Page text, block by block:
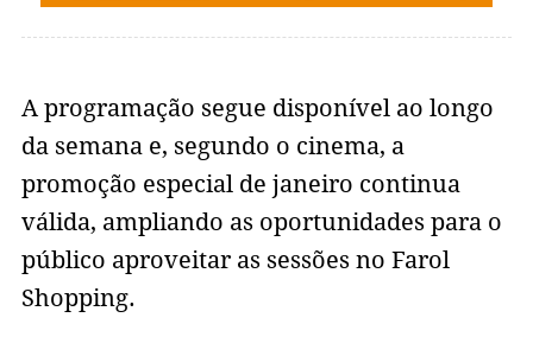
A programação segue disponível ao longo
da semana e, segundo o cinema, a
promoção especial de janeiro continua
válida, ampliando as oportunidades para o
público aproveitar as sessões no Farol
Shopping.